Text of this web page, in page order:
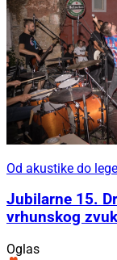
Od akustike do
Jubilarne 15.
vrhunskog
Oglas